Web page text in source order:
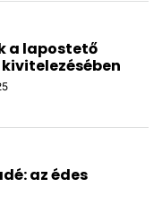
a lapostető
az édes